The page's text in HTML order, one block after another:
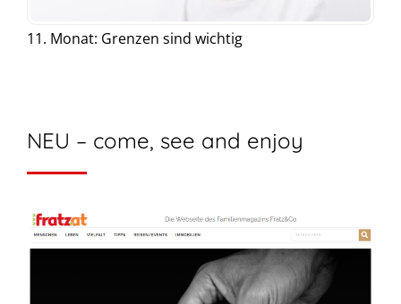
11. Monat: Grenzen sind wichtig
NEU – come, see and enjoy